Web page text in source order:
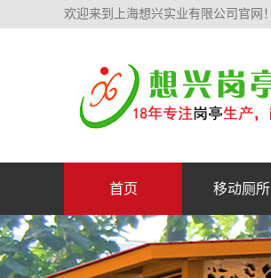
欢迎来到上海想兴实业有限公司官网！
首页 移动厕所